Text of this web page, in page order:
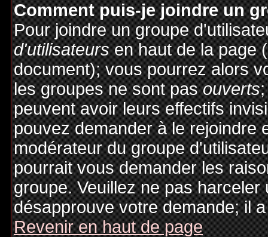
Comment puis-je joindre un
Pour joindre un groupe
d'utilisateursen haut de la page
document); vous pourrez alors
les groupes ne sont pasouverts
peuvent avoir leurs effectifs
pouvez demander à le rejoindre
modérateur du groupe
pourrait vous demander les
groupe. Veuillez ne pas
désapprouve votre demande; il
Revenir en haut de page